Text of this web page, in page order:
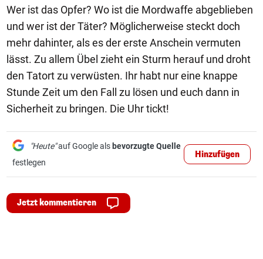
Wer ist das Opfer? Wo ist die Mordwaffe abgeblieben
und wer ist der Täter? Möglicherweise steckt doch
mehr dahinter, als es der erste Anschein vermuten
lässt. Zu allem Übel zieht ein Sturm herauf und droht
den Tatort zu verwüsten. Ihr habt nur eine knappe
Stunde Zeit um den Fall zu lösen und euch dann in
Sicherheit zu bringen. Die Uhr tickt!
"Heute"auf Google als bevorzugte Quelle
festlegen
Hinzufügen
Jetzt kommentieren